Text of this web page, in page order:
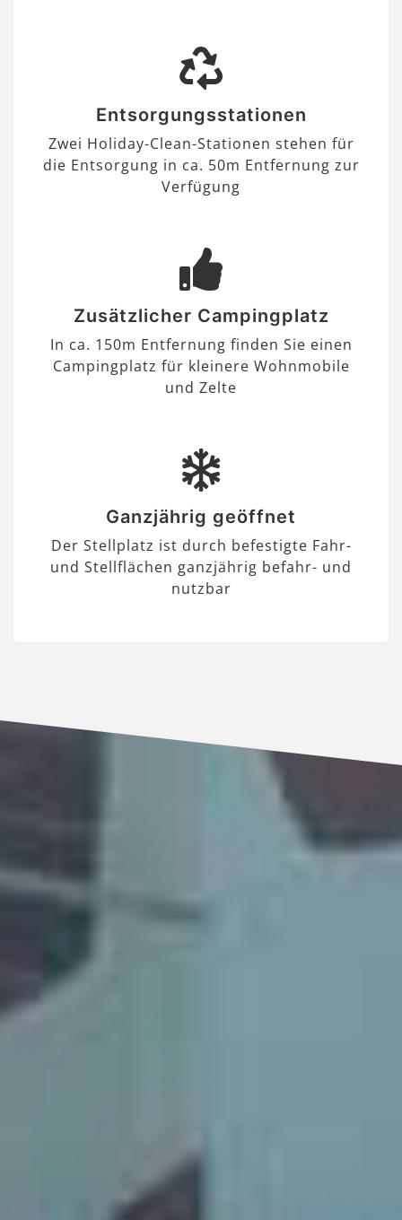
Entsorgungsstationen
Zwei Holiday-Clean-Stationen stehen für
die Entsorgung in ca. 50m Entfernung zur
Verfügung
Zusätzlicher Campingplatz
In ca. 150m Entfernung finden Sie einen
Campingplatz für kleinere Wohnmobile
und Zelte
Ganzjährig geöffnet
Der Stellplatz ist durch befestigte Fahr-
und Stellflächen ganzjährig befahr- und
nutzbar